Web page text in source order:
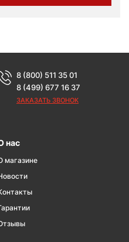
8 (800) 511 35 01
8 (499) 677 16 37
ЗАКАЗАТЬ ЗВОНОК
нас
магазине